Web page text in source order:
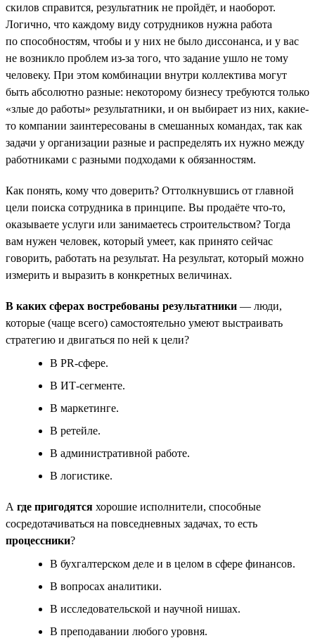
скилов справится, результатник не пройдёт, и наоборот.
Логично, что каждому виду сотрудников нужна работа
по способностям, чтобы и у них не было диссонанса, и у вас
не возникло проблем из-за того, что задание ушло не тому
человеку. При этом комбинации внутри коллектива могут
быть абсолютно разные: некоторому бизнесу требуются только
«злые до работы» результатники, и он выбирает из них, какие-
то компании заинтересованы в смешанных командах, так как
задачи у организации разные и распределять их нужно между
работниками с разными подходами к обязанностям.
Как понять, кому что доверить? Оттолкнувшись от главной
цели поиска сотрудника в принципе. Вы продаёте что-то,
оказываете услуги или занимаетесь строительством? Тогда
вам нужен человек, который умеет, как принято сейчас
говорить, работать на результат. На результат, который можно
измерить и выразить в конкретных величинах.
В каких сферах востребованы результатники — люди,
которые (чаще всего) самостоятельно умеют выстраивать
стратегию и двигаться по ней к цели?
В PR-сфере.
В ИТ-сегменте.
В маркетинге.
В ретейле.
В административной работе.
В логистике.
А где пригодятся хорошие исполнители, способные
сосредотачиваться на повседневных задачах, то есть
процессники?
В бухгалтерском деле и в целом в сфере финансов.
В вопросах аналитики.
В исследовательской и научной нишах.
В преподавании любого уровня.